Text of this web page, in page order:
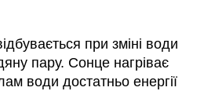
при зміні води
пару. Сонце нагріває
води достатньо енергії